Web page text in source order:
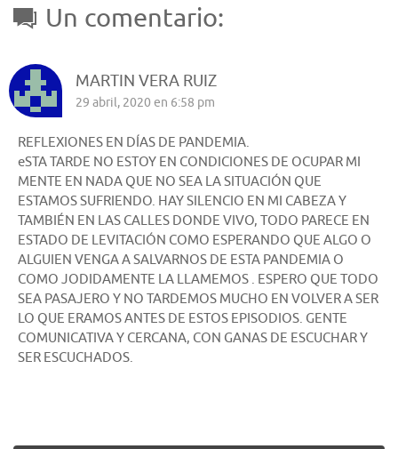
Un comentario:
MARTIN VERA RUIZ
29 abril, 2020 en 6:58 pm
REFLEXIONES EN DÍAS DE PANDEMIA.
eSTA TARDE NO ESTOY EN CONDICIONES DE OCUPAR MI
MENTE EN NADA QUE NO SEA LA SITUACIÓN QUE
ESTAMOS SUFRIENDO. HAY SILENCIO EN MI CABEZA Y
TAMBIÉN EN LAS CALLES DONDE VIVO, TODO PARECE EN
ESTADO DE LEVITACIÓN COMO ESPERANDO QUE ALGO O
ALGUIEN VENGA A SALVARNOS DE ESTA PANDEMIA O
COMO JODIDAMENTE LA LLAMEMOS . ESPERO QUE TODO
SEA PASAJERO Y NO TARDEMOS MUCHO EN VOLVER A SER
LO QUE ERAMOS ANTES DE ESTOS EPISODIOS. GENTE
COMUNICATIVA Y CERCANA, CON GANAS DE ESCUCHAR Y
SER ESCUCHADOS.